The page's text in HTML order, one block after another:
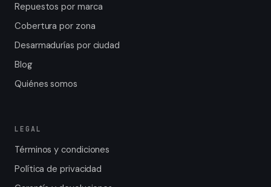
Repuestos por marca
Cobertura por zona
Desarmadurías por ciudad
Blog
Quiénes somos
LEGAL
Términos y condiciones
Política de privacidad